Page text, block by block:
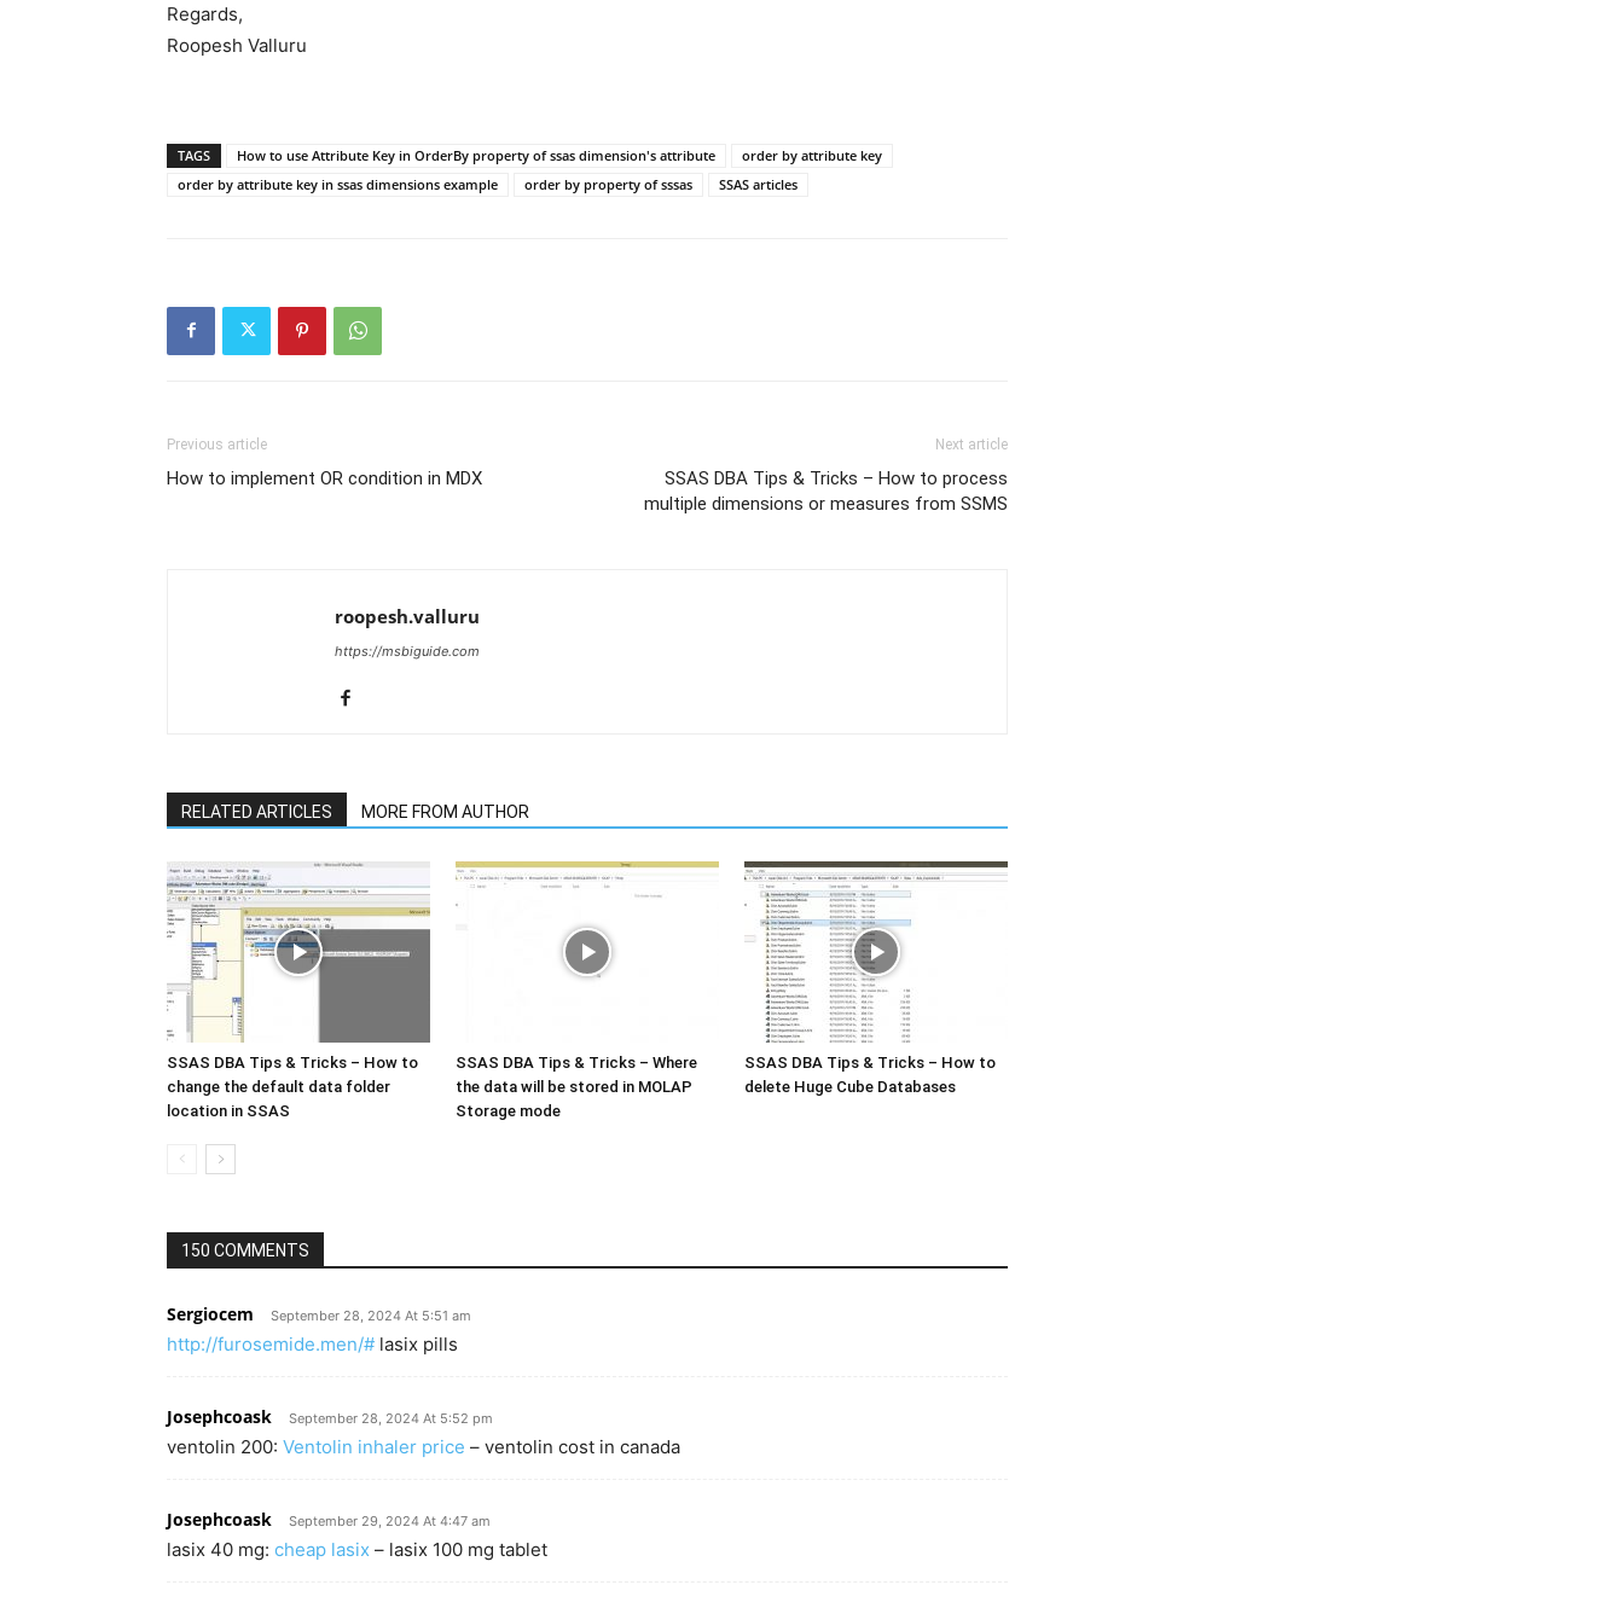
Regards,
Roopesh Valluru
TAGS How to use Attribute Key in OrderBy property of ssas dimension's attribute
order by attribute key
order by attribute key in ssas dimensions example
order by property of sssas SSAS articles
Previous article
How to implement OR condition in MDX
Next article
SSAS DBA Tips & Tricks – How to process
multiple dimensions or measures from SSMS
roopesh.valluru
https://msbiguide.com
RELATED ARTICLES MORE FROM AUTHOR
SSAS DBA Tips & Tricks – How to
change the default data folder
location in SSAS
SSAS DBA Tips & Tricks – Where
the data will be stored in MOLAP
Storage mode
SSAS DBA Tips & Tricks – How to
delete Huge Cube Databases
150 COMMENTS
Sergiocem September 28, 2024 At 5:51 am
http://furosemide.men/# lasix pills
Josephcoask September 28, 2024 At 5:52 pm
ventolin 200: Ventolin inhaler price – ventolin cost in canada
Josephcoask September 29, 2024 At 4:47 am
lasix 40 mg: cheap lasix – lasix 100 mg tablet